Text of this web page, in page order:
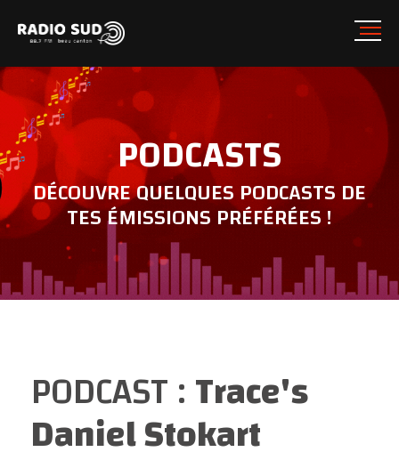
PODCASTS
DÉCOUVRE QUELQUES PODCASTS DE
TES ÉMISSIONS PRÉFÉRÉES !
PODCAST :Trace's
Daniel Stokart